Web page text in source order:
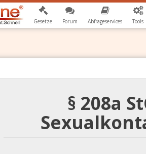
Gesetze Forum Abfrageservices Tools
§ 208a